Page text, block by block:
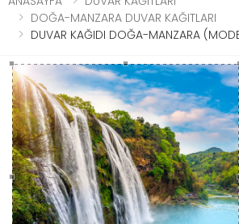
DOĞA-MANZARA DUVAR KAĞITLARI
DUVAR KAĞIDI DOĞA-MANZARA